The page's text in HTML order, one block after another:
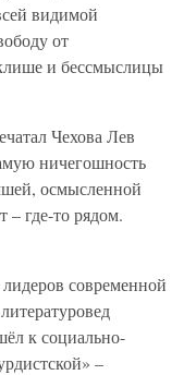
видимой
от
и бессмыслицы
Чехова Лев
ничегошность
осмысленной
– где-то рядом.
современной
к социально-
–